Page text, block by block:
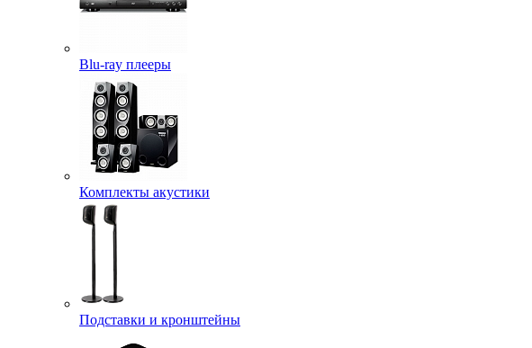
Blu-ray плееры
Комплекты акустики
Подставки и кронштейны